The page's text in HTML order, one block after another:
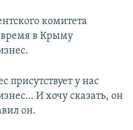
комитета
время в Крыму
присутствует у нас
И хочу сказать, он
он.